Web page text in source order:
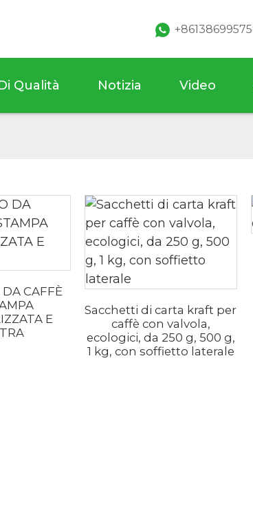
Qualità Notizia Video
CAFFÈ
E
Sacchetti di carta kraft per
caffè con valvola,
ecologici, da 250 g, 500 g,
1 kg, con soffietto laterale